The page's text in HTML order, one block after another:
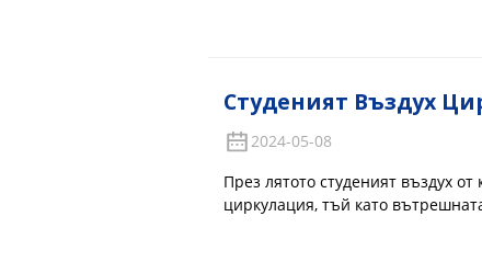
Студеният Въздух
2024-05-08
През лятото студеният въздух
циркулация, тъй като
води до бързо намаляване на